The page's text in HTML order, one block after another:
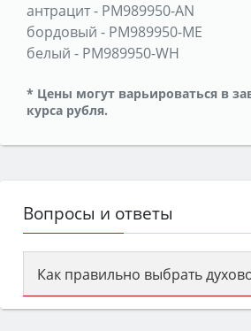
антрацит- PM989950-AN
бордовый - PM989950-ME
белый - PM989950-WH
* Цены могут варьироваться в
курса рубля.
Вопросы и ответы
Как правильно выбрать
Сначала определитесь с